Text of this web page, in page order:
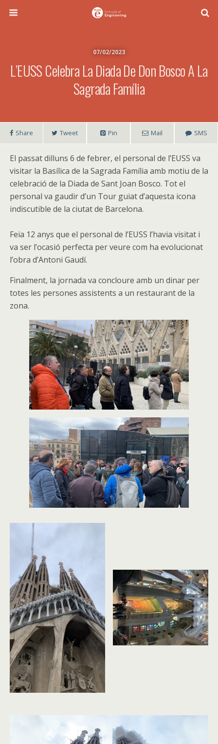
07/02/2023
L’EUSS Celebra La Diada De Don Bosco A La
Sagrada Família
Share Tweet Pin Mail SMS
El passat dilluns 6 de febrer, el personal de l’EUSS va
visitar la Basílica de la Sagrada Família amb motiu de la
celebració de la Diada de Sant Joan Bosco. Tot el
personal va gaudir d’un Tour guiat d’aquesta icona
indiscutible de la ciutat de Barcelona.
Feia 12 anys que el personal de l’EUSS l’havia visitat i
va ser l’ocasió perfecta per veure com ha evolucionat
l’obra d’Antoni Gaudí.
Finalment, la jornada va concloure amb un dinar per
totes les persones assistents a un restaurant de la
zona.